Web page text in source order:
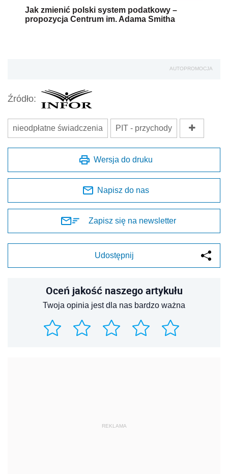
Jak zmienić polski system podatkowy –
propozycja Centrum im. Adama Smitha
AUTOPROMOCJA
Źródło:
nieodpłatne świadczenia PIT - przychody
Wersja do druku
Napisz do nas
Zapisz się na newsletter
Udostępnij
Oceń jakość naszego artykułu
Twoja opinia jest dla nas bardzo ważna
REKLAMA